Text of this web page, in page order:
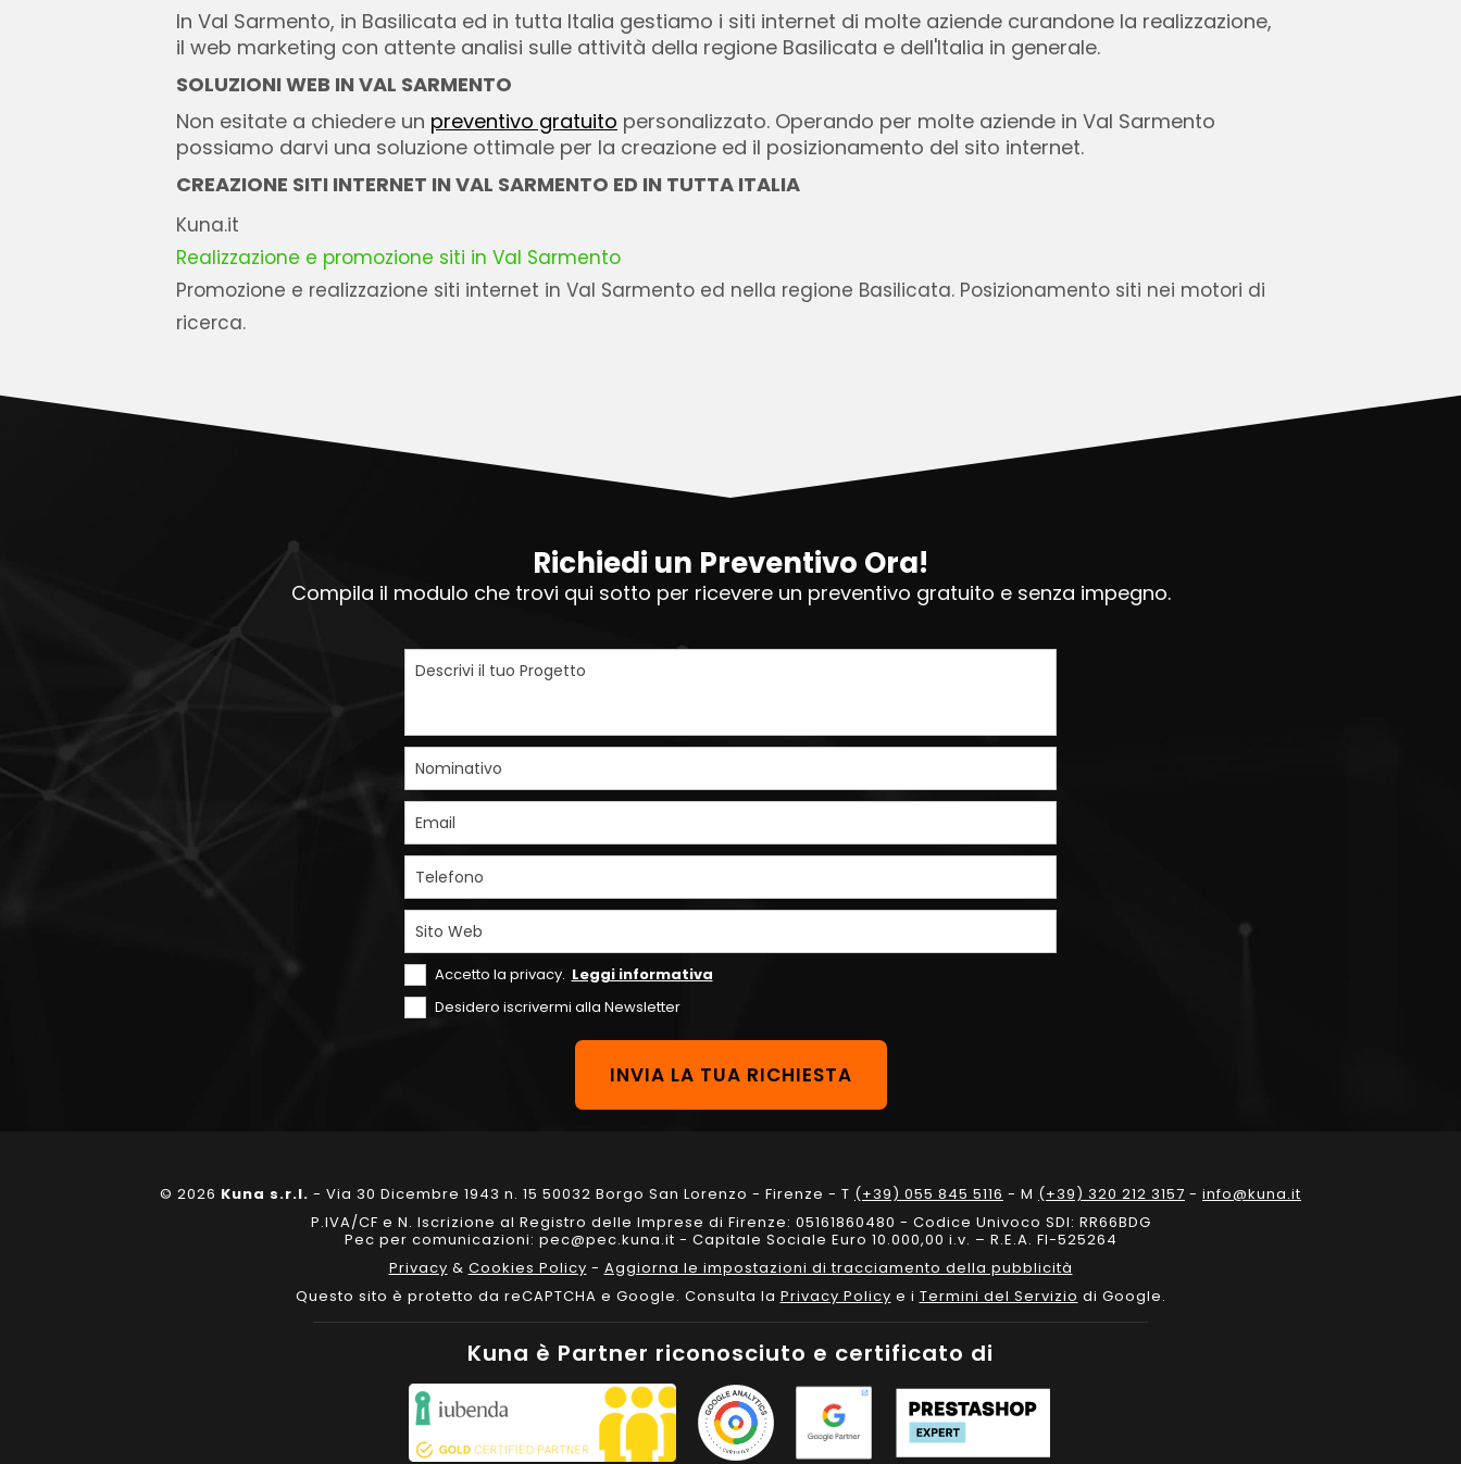
In Val Sarmento, in Basilicata ed in tutta Italia gestiamo i siti internet di molte aziende curandone la realizzazione,
il web marketing con attente analisi sulle attività della regione Basilicata e dell'Italia in generale.
SOLUZIONI WEB IN VAL SARMENTO
Non esitate a chiedere un preventivo gratuito personalizzato. Operando per molte aziende in Val Sarmento
possiamo darvi una soluzione ottimale per la creazione ed il posizionamento del sito internet.
CREAZIONE SITI INTERNET IN VAL SARMENTO ED IN TUTTA ITALIA
Kuna.it
Realizzazione e promozione siti in Val Sarmento
Promozione e realizzazione siti internet in Val Sarmento ed nella regione Basilicata. Posizionamento siti nei motori di
ricerca.
Richiedi un Preventivo Ora!
Compila il modulo che trovi qui sotto per ricevere un preventivo gratuito e senza impegno.
Descrivi il tuo Progetto
Nominativo
Email
Telefono
Sito Web
Accetto la privacy. Leggi informativa
Desidero iscrivermi alla Newsletter
© 2026 Kuna s.r.l. - Via 30 Dicembre 1943 n. 15 50032 Borgo San Lorenzo - Firenze - T (+39) 055 845 5116 - M (+39) 320 212 3157 - info@kuna.it
P.IVA/CF e N. Iscrizione al Registro delle Imprese di Firenze: 05161860480 - Codice Univoco SDI: RR66BDG
Pec per comunicazioni: pec@pec.kuna.it - Capitale Sociale Euro 10.000,00 i.v. – R.E.A. FI-525264
Privacy & Cookies Policy - Aggiorna le impostazioni di tracciamento della pubblicità
Questo sito è protetto da reCAPTCHA e Google. Consulta la Privacy Policy e i Termini del Servizio di Google.
Kuna è Partner riconosciuto e certificato di